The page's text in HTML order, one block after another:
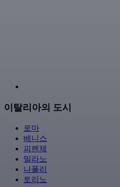
이탈리아의 도시
로마
베니스
피렌체
밀라노
나폴리
토리노